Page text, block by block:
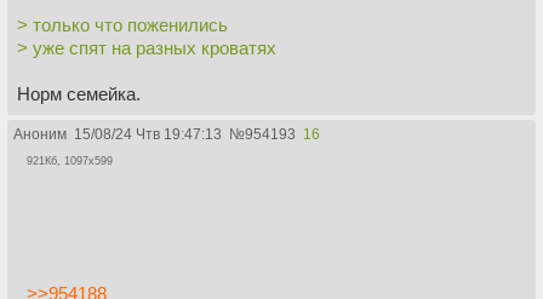
> только что поженились
> уже спят на разных кроватях
Норм семейка.
Аноним 15/08/24 Чтв 19:47:13 №954193 16
921Кб, 1097x599
>>954188